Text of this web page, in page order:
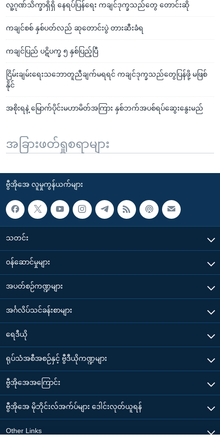
လူ့ဂုဏ်သိက္ခာရှိရှိ နေရပ်ပြန်ရေး ကချင်ဒုက္ခသည်တွေ တောင်းဆို
ကချင်စစ် နှစ်ပတ်လည် ဆုတောင်းပွဲ တားဆီးခံရ
ကချင်ပြည် ပဋိပက္ခ ၅ နှစ်ပြည့်ပြီ
ငြိမ်းချမ်းရေးသဘောတူညီချက်မရရင် ကချင်ဒုက္ခသည်တွေပြန်ဖို့ မဖြစ်
နိုင်
အစိုးရနဲ့ မြောက်ပိုင်းမဟာမိတ်အကြား နှစ်ဘက်အပစ်ရပ်ဆွေးနွေးမည်
အခြားဖတ်ရှုစရာများ
ဗွီအိုအေ လူမှုကွန်ယက်များ
သတင်း
၀န်ဆောင်မှုများ
အပတ်စဉ်ကဏ္ဍများ
အင်္ဂလိပ်သင်ခန်းစာများ
ရေဒီယို
ရုပ်သံအစီအစဉ်နှင့် ဗွီဒီယိုကဏ္ဍများ
ဗွီအိုအေအကြောင်း
ဗွီအိုအေ မိုဘိုင်းလ်အက်ပ်များ ဒေါင်းလုတ်ယူရန်
Other Links